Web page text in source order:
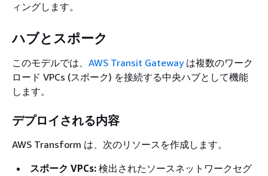
ィングします。
ハブとスポーク
このモデルでは、 AWS Transit Gatewayは複数のワーク
ロード VPCs (スポーク) を接続する中央ハブとして機能
します。
デプロイされる内容
AWS Transform は、次のリソースを作成します。
スポーク VPCs: 検出されたソースネットワークセグ